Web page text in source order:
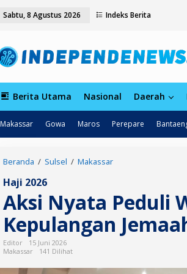
Sabtu, 8 Agustus 2026 Indeks Berita
Berita Utama Nasional Daerah
Makassar Gowa Maros Perepare
Beranda / Sulsel / Makassar
i
N
a
e
Haji 2026
Aksi Nyata Peduli
Kepulangan
Editor
15 Juni 2026
Makassar
141 Dilihat